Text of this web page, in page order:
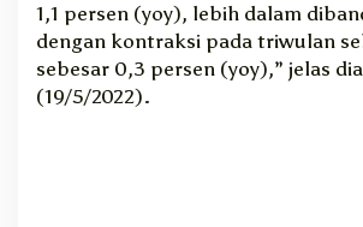
0
T
r
1,1 persen (yoy), lebih dalam
dengan kontraksi pada triwulan
sebesar 0,3 persen (yoy),” jelas
(19/5/2022).